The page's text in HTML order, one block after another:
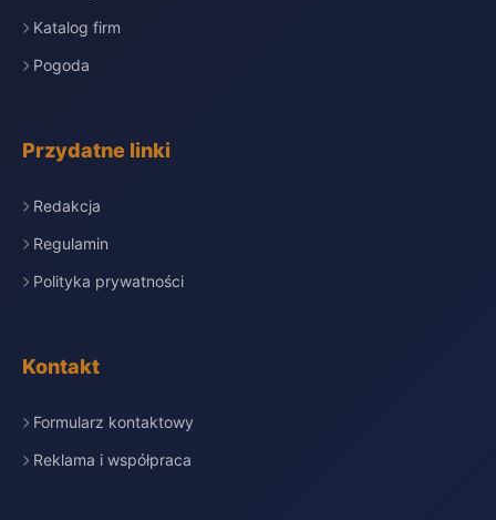
Katalog firm
Pogoda
Przydatne linki
Redakcja
Regulamin
Polityka prywatności
Kontakt
Formularz kontaktowy
Reklama i współpraca